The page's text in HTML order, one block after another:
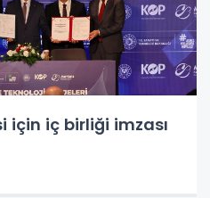
iç birliği imzası